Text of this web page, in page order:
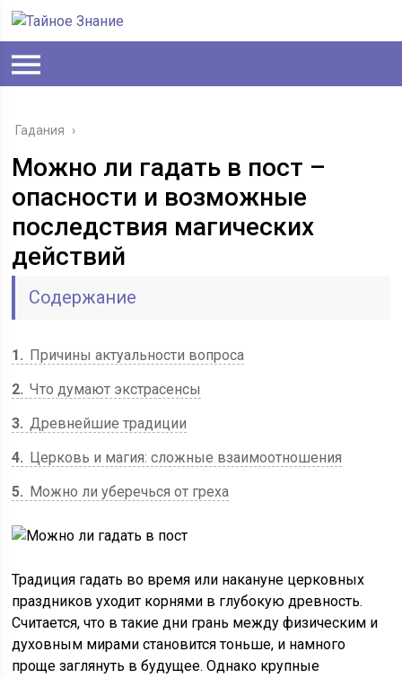
Гадания ›
Можно ли гадать в пост –
опасности и возможные
последствия магических
действий
Содержание
1
Причины актуальности вопроса
2 Что думают экстрасенсы
3 Древнейшие традиции
4
Церковь и магия: сложные взаимоотношения
5
Можно ли уберечься от греха
Традиция гадать во время или накануне церковных
праздников уходит корнями в глубокую древность.
Считается, что в такие дни грань между физическим и
духовным мирами становится тоньше, и намного
проще заглянуть в будущее. Однако крупные